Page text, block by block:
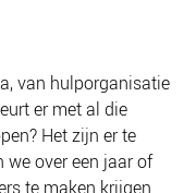
van hulporganisatie
er met al die
Het zijn er te
we over een jaar of
te maken krijgen